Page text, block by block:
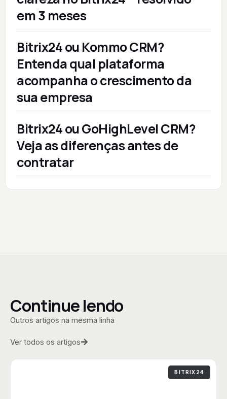
em 3 meses
Bitrix24 ou Kommo CRM?
Entenda qual plataforma
acompanha o crescimento da
sua empresa
Bitrix24 ou GoHighLevel CRM?
Veja as diferenças antes de
contratar
Continue lendo
Outros artigos na mesma linha
Ver todos os artigos
BITRIX24